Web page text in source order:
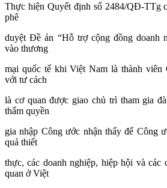
Thực hiện Quyết định số 2484/QĐ-TTg
phê
duyệt Đề án “Hỗ trợ cộng đồng doanh
vào thương
mại quốc tế khi Việt Nam là thành viên
với tư cách
là cơ quan được giao chủ trì tham gia
thẩm quyền
gia nhập Công ước nhận thấy để Công
quả thiết
thực, các doanh nghiệp, hiệp hội và các
quan ở Việt